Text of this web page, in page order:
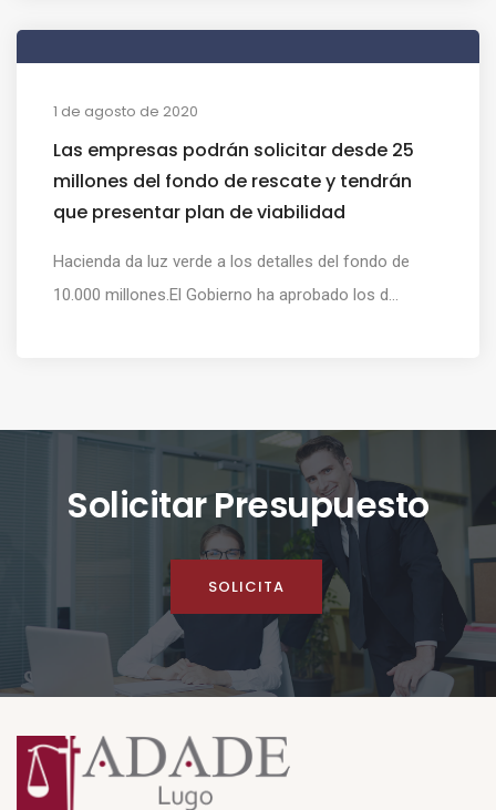
1 de agosto de 2020
Las empresas podrán solicitar desde 25
millones del fondo de rescate y tendrán
que presentar plan de viabilidad
Hacienda da luz verde a los detalles del fondo de
10.000 millones.El Gobierno ha aprobado los d...
Solicitar Presupuesto
SOLICITA